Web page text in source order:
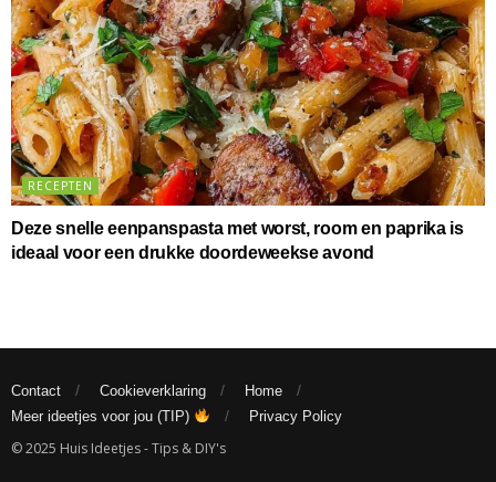
RECEPTEN
Deze snelle eenpanspasta met worst, room en paprika is
ideaal voor een drukke doordeweekse avond
Contact Cookieverklaring
Home
Meer ideetjes voor jou (TIP)
Privacy Policy
© 2025 Huis Ideetjes - Tips & DIY's